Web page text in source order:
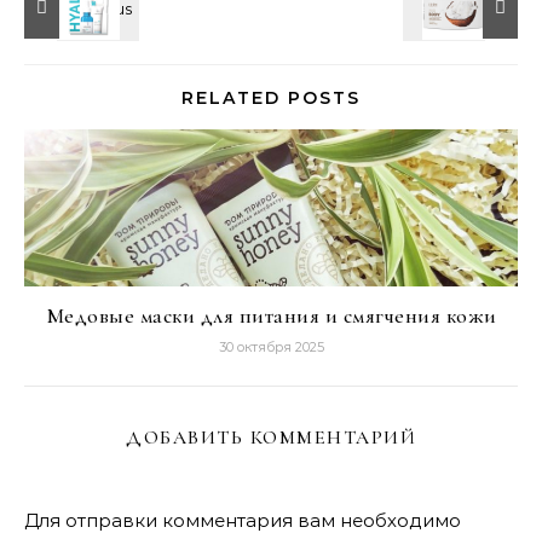
RELATED POSTS
Медовые маски для питания и смягчения кожи
30 октября 2025
ДОБАВИТЬ КОММЕНТАРИЙ
Для отправки комментария вам необходимо